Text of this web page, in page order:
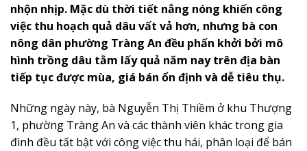
nhộn nhịp. Mặc dù thời tiết nắng nóng khiến công
việc thu hoạch quả dâu vất vả hơn, nhưng bà con
nông dân phường Tràng An đều phấn khởi bởi mô
hình trồng dâu tằm lấy quả năm nay trên địa bàn
tiếp tục được mùa, giá bán ổn định và dễ tiêu thụ.
Những ngày này, bà Nguyễn Thị Thiềm ở khu Thượng
1, phường Tràng An và các thành viên khác trong gia
đình đều tất bật với công việc thu hái, phân loại để bán